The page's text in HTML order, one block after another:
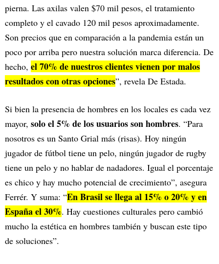
pierna. Las axilas valen $70 mil pesos, el tratamiento
completo y el cavado 120 mil pesos aproximadamente.
Son precios que en comparación a la pandemia están un
poco por arriba pero nuestra solución marca diferencia. De
hecho, el 70% de nuestros clientes vienen por malos
resultados con otras opciones”, revela De Estada.
Si bien la presencia de hombres en los locales es cada vez
mayor, solo el 5% de los usuarios son hombres. “Para
nosotros es un Santo Grial más (risas). Hoy ningún
jugador de fútbol tiene un pelo, ningún jugador de rugby
tiene un pelo y no hablar de nadadores. Igual el porcentaje
es chico y hay mucho potencial de crecimiento”, asegura
Ferrér. Y suma: “En Brasil se llega al 15% o 20% y en
España el 30%. Hay cuestiones culturales pero cambió
mucho la estética en hombres también y buscan este tipo
de soluciones”.